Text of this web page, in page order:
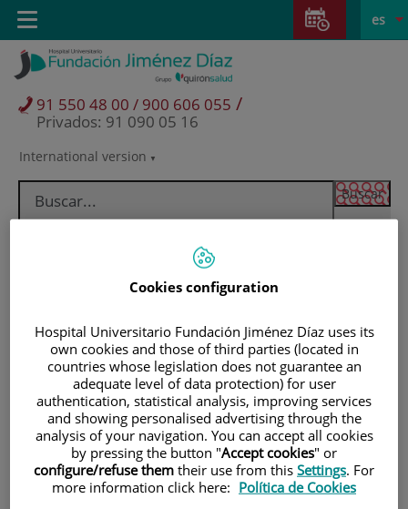
Saltar al contenido
Saltar
contenido
Selector
idioma
activo
es
International version
91 550 48 00 / 900 606 055 /
Privados: 91 090 05 16
Toggle
navigation
Pacientes y visitantes
Cookies configuration
Hospital Universitario Fundación Jiménez Díaz uses its
own cookies and those of third parties (located in
countries whose legislation does not guarantee an
adequate level of data protection) for user
authentication, statistical analysis, improving services
and showing personalised advertising through the
analysis of your navigation. You can accept all cookies
by pressing the button "Accept cookies" or
configure/refuse them their use from this Settings. For
more information click here: Política de Cookies